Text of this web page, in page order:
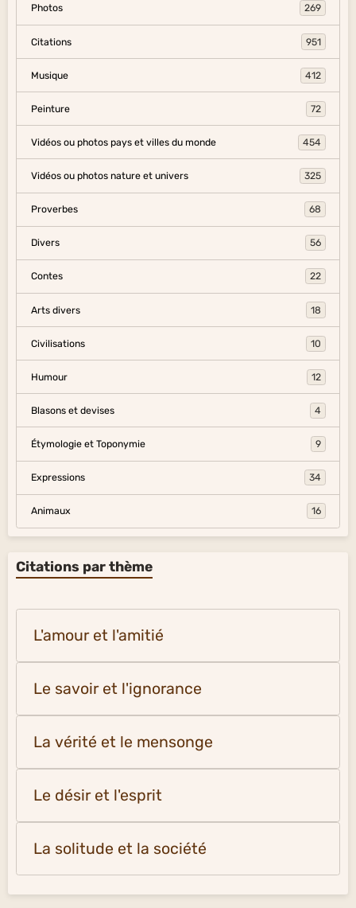
Photos 269
Citations 951
Musique 412
Peinture 72
Vidéos ou photos pays et villes du monde 454
Vidéos ou photos nature et univers 325
Proverbes 68
Divers 56
Contes 22
Arts divers 18
Civilisations 10
Humour 12
Blasons et devises 4
Étymologie et Toponymie 9
Expressions 34
Animaux 16
Citations par thème
L'amour et l'amitié
Le savoir et l'ignorance
La vérité et le mensonge
Le désir et l'esprit
La solitude et la société